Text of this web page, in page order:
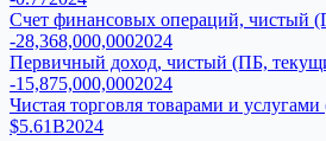
Счет финансовых операций, чистый
-28,368,000,0002024
Первичный доход, чистый (ПБ,
-15,875,000,0002024
Чистая торговля товарами и
$5.61B2024